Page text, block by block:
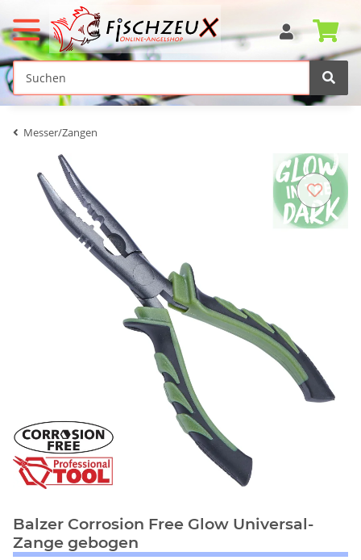
Messer/Zangen
Balzer Corrosion Free Glow Universal-
Zange gebogen